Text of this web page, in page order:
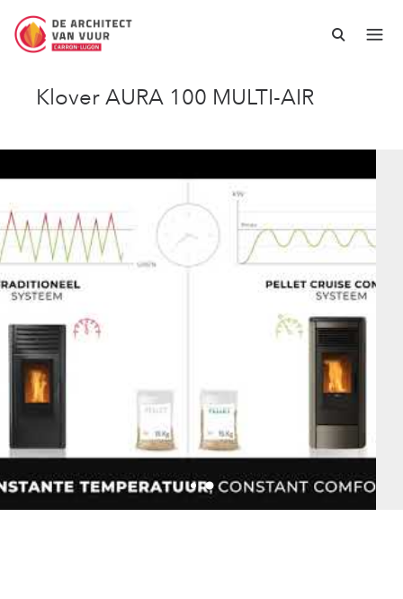
Klover AURA 100 MULTI-AIR